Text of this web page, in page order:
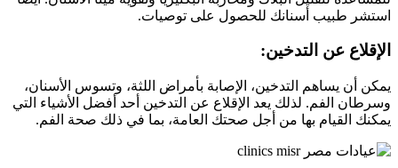
استشر طبيب أسنانك للحصول على توصيات.
الإقلاع عن التدخين:
يمكن أن يساهم التدخين، الإصابة بأمراض اللثة، وتسوس الأسنان،
وسرطان الفم. لذلك يعد الإقلاع عن التدخين أحد أفضل الأشياء التي
يمكنك القيام بها من أجل صحتك العامة، بما في ذلك صحة الفم.